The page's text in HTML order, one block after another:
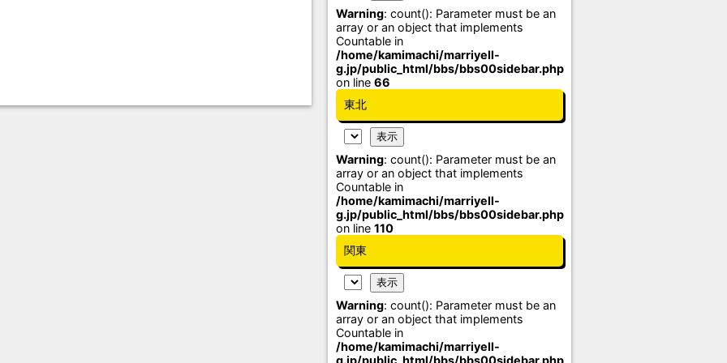
Warning: count(): Parameter must be an
array or an object that implements
Countable in
/home/kamimachi/marriyell-
g.jp/public_html/bbs/bbs00sidebar.php
on line 66
東北
Warning: count(): Parameter must be an
array or an object that implements
Countable in
/home/kamimachi/marriyell-
g.jp/public_html/bbs/bbs00sidebar.php
on line 110
関東
Warning: count(): Parameter must be an
array or an object that implements
Countable in
/home/kamimachi/marriyell-
g.jp/public_html/bbs/bbs00sidebar.php